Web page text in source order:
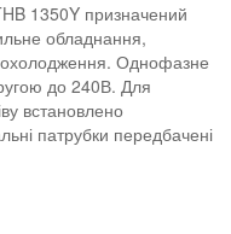
1350Y призначений
обладнання,
охолодження. Однофазне
до 240В. Для
встановлено
патрубки передбачені